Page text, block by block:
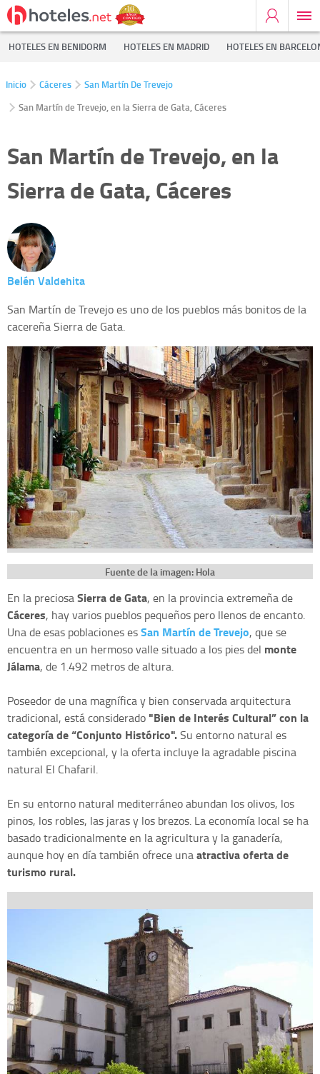
HOTELES EN BENIDORM HOTELES EN MADRID HOTELES EN
Inicio Cáceres
San Martín De Trevejo
San Martín de Trevejo, en la Sierra de Gata, Cáceres
San Martín de Trevejo, en la
Sierra de Gata, Cáceres
Belén Valdehita
San Martín de Trevejo es uno de los pueblos más bonitos de la
cacereña Sierra de Gata.
Fuente de la imagen: Hola
En la preciosaSierra de Gata, en la provincia extremeña de
Cáceres, hay varios pueblos pequeños pero llenos de encanto.
Una de esas poblaciones esSan Martín de Trevejo, que se
encuentra en un hermoso valle situado a los pies del monte
Jálama, de 1.492 metros de altura.
Poseedor de una magnífica y bien conservada arquitectura
tradicional, está considerado "Bien de Interés Cultural” con la
categoría de “Conjunto Histórico".Su entorno natural es
también excepcional, y la oferta incluye la agradable piscina
natural El Chafaril.
En su entorno natural mediterráneo abundan los olivos, los
pinos, los robles, las jaras y los brezos. La economía local se ha
basado tradicionalmente en la agricultura y la ganadería,
aunque hoy en día también ofrece unaatractiva oferta de
turismo rural.